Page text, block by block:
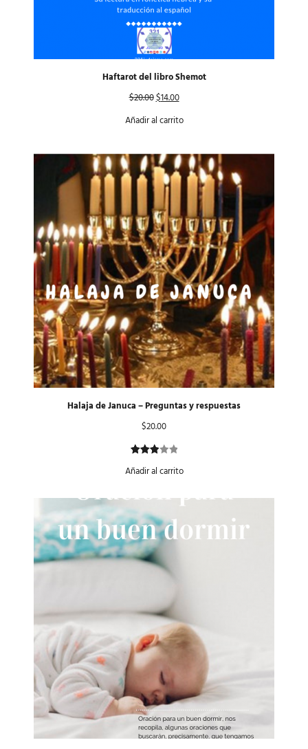
Haftarot del libro Shemot
$20.00$14.00
Añadir al carrito
Halaja de Januca – Preguntas y respuestas
$20.00
con
en
base
a
valoración
Añadir al carrito